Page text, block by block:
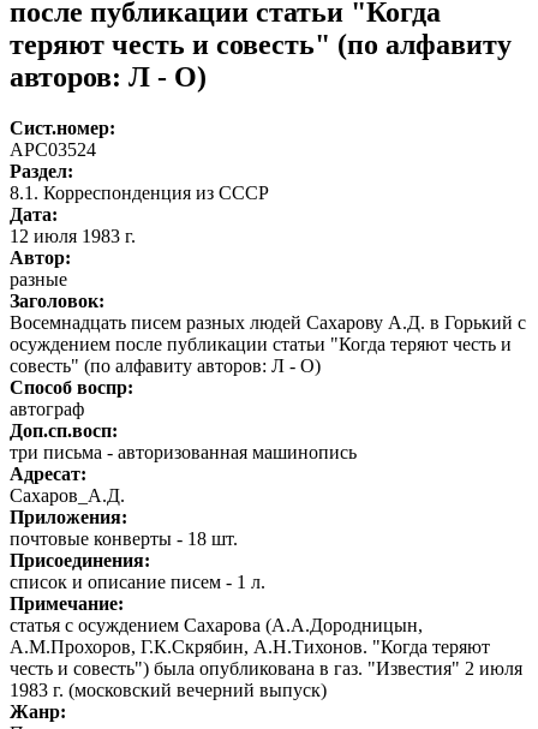
после публикации статьи "Когда
теряют честь и совесть" (по алфавиту
авторов: Л - О)
Сист.номер:
АРС03524
Раздел:
8.1. Корреспонденция из СССР
Дата:
12 июля 1983 г.
Автор:
разные
Заголовок:
Восемнадцать писем разных людей Сахарову А.Д. в Горький с
осуждением после публикации статьи "Когда теряют честь и
совесть" (по алфавиту авторов: Л - О)
Способ воспр:
автограф
Доп.сп.восп:
три письма - авторизованная машинопись
Адресат:
Сахаров_А.Д.
Приложения:
почтовые конверты - 18 шт.
Присоединения:
список и описание писем - 1 л.
Примечание:
статья с осуждением Сахарова (А.А.Дородницын,
А.М.Прохоров, Г.К.Скрябин, А.Н.Тихонов. "Когда теряют
честь и совесть") была опубликована в газ. "Известия" 2 июля
1983 г. (московский вечерний выпуск)
Жанр: